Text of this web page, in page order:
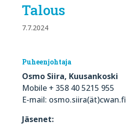
Talous
7.7.2024
Puheenjohtaja
Osmo Siira, Kuusankoski
Mobile + 358 40 5215 955
E-mail: osmo.siira(ät)cwan.fi
Jäsenet: